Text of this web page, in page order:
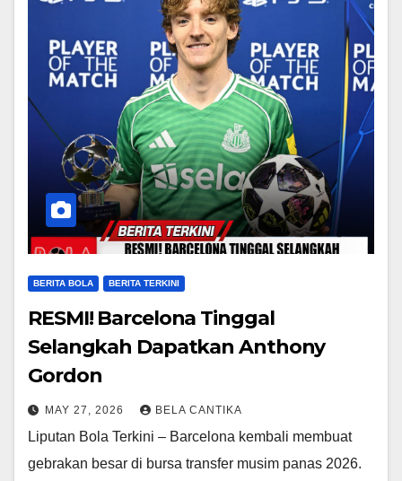
BERITA BOLA BERITA TERKINI
RESMI! Barcelona Tinggal
Selangkah Dapatkan Anthony
Gordon
MAY 27, 2026 BELA CANTIKA
Liputan Bola Terkini – Barcelona kembali membuat
gebrakan besar di bursa transfer musim panas 2026.